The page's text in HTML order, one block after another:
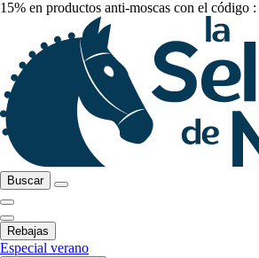
15% en productos anti-moscas con el código :
Buscar
Rebajas
Especial verano